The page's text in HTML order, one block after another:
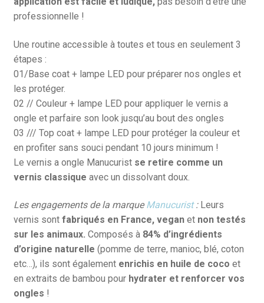
professionnelle !
Une routine accessible à toutes et tous en seulement 3
étapes :
01/Base coat + lampe LED pour préparer nos ongles et
les protéger.
02 // Couleur + lampe LED pour appliquer le vernis a
ongle et parfaire son look jusqu’au bout des ongles
03 /// Top coat + lampe LED pour protéger la couleur et
en profiter sans souci pendant 10 jours minimum !
Le vernis a ongle Manucuristse retire comme un
vernis classique avec un dissolvant doux.
Les engagements de la marqueManucurist:Leurs
vernis sont fabriqués en France, veganet non testés
sur les animaux. Composés à 84% d’ingrédients
d’origine naturelle (pomme de terre, manioc, blé, coton
etc…), ils sont également enrichis en huile de coco et
en extraits de bambou pour hydrater et renforcer vos
ongles !